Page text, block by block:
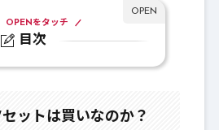
目次
OPENをタッチ
ットは買いなのか？